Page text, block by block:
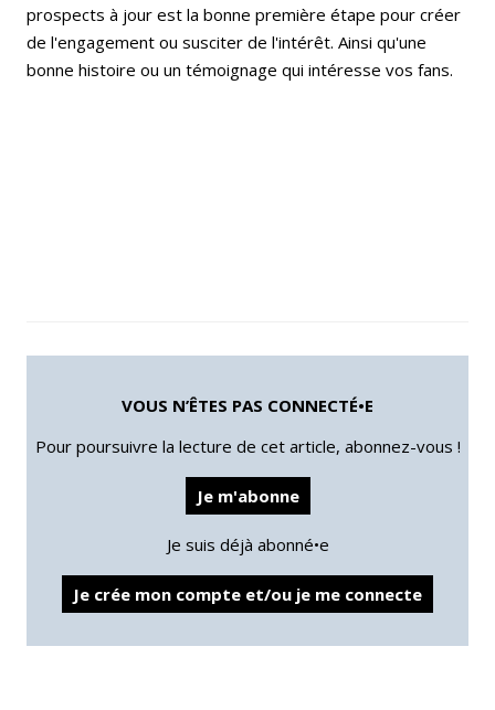
prospects à jour est la bonne première étape pour créer
de l'engagement ou susciter de l'intérêt. Ainsi qu'une
bonne histoire ou un témoignage qui intéresse vos fans.
VOUS N’ÊTES PAS CONNECTÉ•E
Pour poursuivre la lecture de cet article, abonnez-vous !
Je m'abonne
Je suis déjà abonné•e
Je crée mon compte et/ou je me connecte